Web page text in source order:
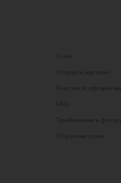
О нас
Открыть магазин
Участие в офлайн-
FAQ
Требования к
Обратная связь